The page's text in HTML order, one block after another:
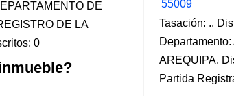
DE
DE LA
0
55009
Tasación: ..
AREQUIPA.
Partida